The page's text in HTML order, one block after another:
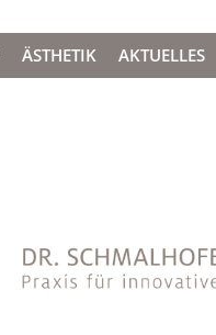
ÄSTHETIK AKTUELLES